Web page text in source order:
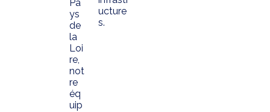
Pa
ys
de
la
Loi
re,
not
re
éq
uip
ucture
s.